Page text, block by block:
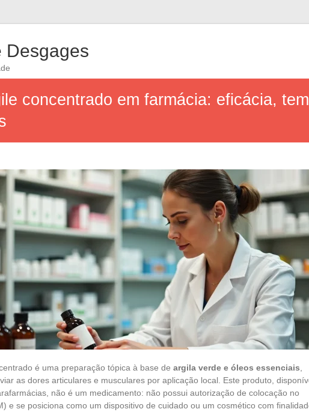
Desgages
concentrado em farmácia: eficácia,
é uma preparação tópica à base de argila verde e óleos essenciais
as dores articulares e musculares por aplicação local. Este produto,
não é um medicamento: não possui autorização de colocação no
e se posiciona como um dispositivo de cuidado ou um cosmético com